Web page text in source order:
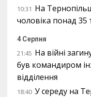
10:31 На
чоловіка понад 35
4 Серпня
21:45 На війні
був командиром
відділення
18:40 У середу на